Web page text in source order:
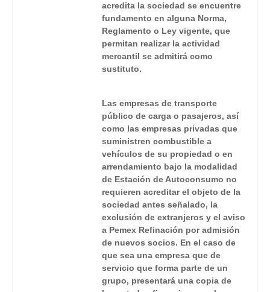
acredita la sociedad se encuentre
fundamento en alguna Norma,
Reglamento o Ley vigente, que
permitan realizar la actividad
mercantil se admitirá como
sustituto.
Las empresas de transporte
público de carga o pasajeros, así
como las empresas privadas que
suministren combustible a
vehículos de su propiedad o en
arrendamiento bajo la modalidad
de Estación de Autoconsumo no
requieren acreditar el objeto de la
sociedad antes señalado, la
exclusión de extranjeros y el aviso
a Pemex Refinación por admisión
de nuevos socios. En el caso de
que sea una empresa que de
servicio que forma parte de un
grupo, presentará una copia de